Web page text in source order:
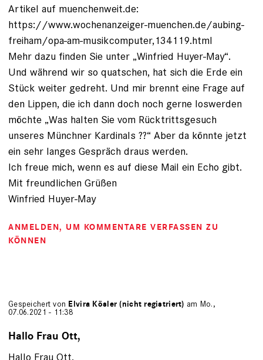
Artikel auf muenchenweit.de:
https://www.wochenanzeiger-muenchen.de/aubing-
freiham/opa-am-musikcomputer,134119.html
Mehr dazu finden Sie unter „Winfried Huyer-May“.
Und während wir so quatschen, hat sich die Erde ein
Stück weiter gedreht. Und mir brennt eine Frage auf
den Lippen, die ich dann doch noch gerne loswerden
möchte „Was halten Sie vom Rücktrittsgesuch
unseres Münchner Kardinals ??“ Aber da könnte jetzt
ein sehr langes Gespräch draus werden.
Ich freue mich, wenn es auf diese Mail ein Echo gibt.
Mit freundlichen Grüßen
Winfried Huyer-May
ANMELDEN, UM KOMMENTARE VERFASSEN ZU
KÖNNEN
Gespeichert von Elvira Kösler (nicht registriert) am Mo.,
07.06.2021 - 11:38
Hallo Frau Ott,
Hallo Frau Ott,